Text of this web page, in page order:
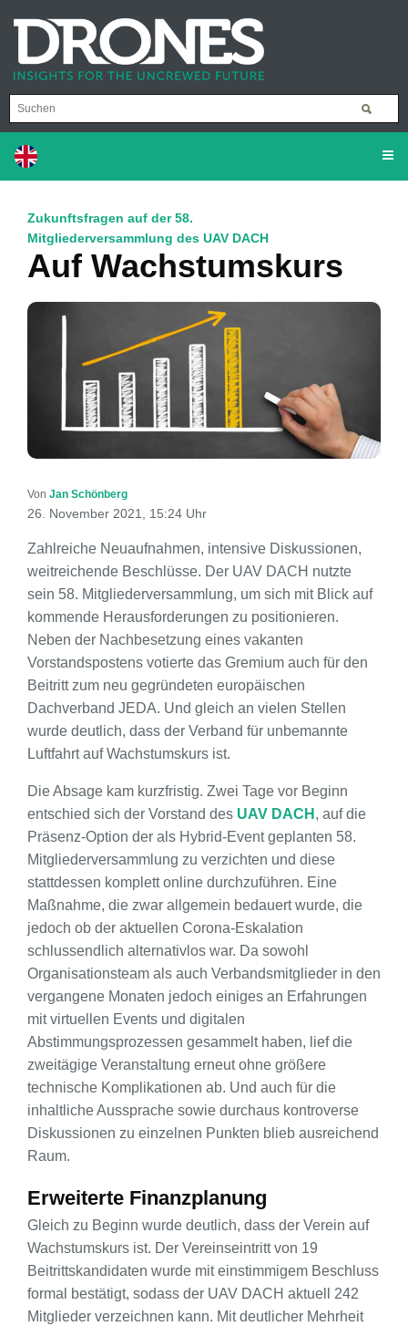
Zukunftsfragen auf der 58.
Mitgliederversammlung des UAV DACH
Auf Wachstumskurs
Von Jan Schönberg
26. November 2021, 15:24 Uhr
Zahlreiche Neuaufnahmen, intensive Diskussionen,
weitreichende Beschlüsse. Der UAV DACH nutzte
sein 58. Mitgliederversammlung, um sich mit Blick auf
kommende Herausforderungen zu positionieren.
Neben der Nachbesetzung eines vakanten
Vorstandspostens votierte das Gremium auch für den
Beitritt zum neu gegründeten europäischen
Dachverband JEDA. Und gleich an vielen Stellen
wurde deutlich, dass der Verband für unbemannte
Luftfahrt auf Wachstumskurs ist.
Die Absage kam kurzfristig. Zwei Tage vor Beginn
entschied sich der Vorstand des UAV DACH , auf die
Präsenz-Option der als Hybrid-Event geplanten 58.
Mitgliederversammlung zu verzichten und diese
stattdessen komplett online durchzuführen. Eine
Maßnahme, die zwar allgemein bedauert wurde, die
jedoch ob der aktuellen Corona-Eskalation
schlussendlich alternativlos war. Da sowohl
Organisationsteam als auch Verbandsmitglieder in den
vergangene Monaten jedoch einiges an Erfahrungen
mit virtuellen Events und digitalen
Abstimmungsprozessen gesammelt haben, lief die
zweitägige Veranstaltung erneut ohne größere
technische Komplikationen ab. Und auch für die
inhaltliche Aussprache sowie durchaus kontroverse
Diskussionen zu einzelnen Punkten blieb ausreichend
Raum.
Erweiterte Finanzplanung
Gleich zu Beginn wurde deutlich, dass der Verein auf
Wachstumskurs ist. Der Vereinseintritt von 19
Beitrittskandidaten wurde mit einstimmigem Beschluss
formal bestätigt, sodass der UAV DACH aktuell 242
Mitglieder verzeichnen kann. Mit deutlicher Mehrheit